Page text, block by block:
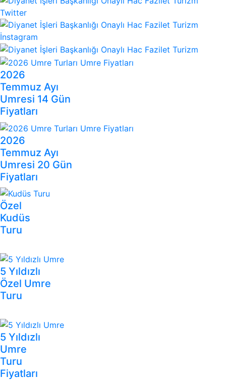
2026
Temmuz Ayı
Umresi 14 Gün
Fiyatları
2026
Temmuz Ayı
Umresi 20 Gün
Fiyatları
Özel
Kudüs
Turu
5 Yıldızlı
Özel Umre
Turu
5 Yıldızlı
Umre
Turu
Fiyatları